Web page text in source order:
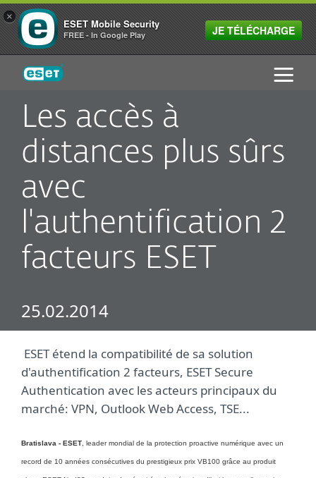
Les accès à
distances plus sûrs
avec
l'authentification 2
facteurs ESET
25.02.2014
ESET étend la compatibilité de sa solution
d'authentification 2 facteurs, ESET Secure
Authentication avec les acteurs principaux du
marché: VPN, Outlook Web Access, TSE...
Bratislava - ESET , leader mondial de la protection proactive numérique avec un
record de 10 années consécutives du prestigieux prix VB100 grâce au produit
ESET
×
ESET Mobile Security
FREE - In Google Play JE TÉLÉCHARGE